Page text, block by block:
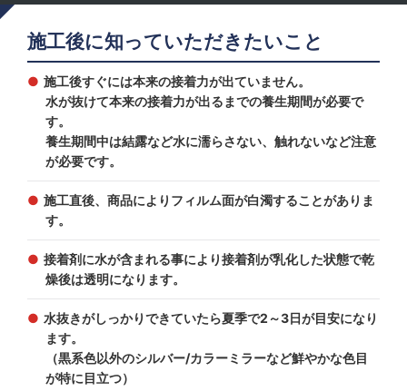
施工後に知っていただきたいこと
施工後すぐには本来の接着力が出ていません。
水が抜けて本来の接着力が出るまでの養生期間が必要で
す。
養生期間中は結露など水に濡らさない、触れないなど注意
が必要です。
施工直後、商品によりフィルム面が白濁することがありま
す。
接着剤に水が含まれる事により接着剤が乳化した状態で乾
燥後は透明になります。
水抜きがしっかりできていたら夏季で2～3日が目安になり
ます。
（黒系色以外のシルバー/カラーミラーなど鮮やかな色目
が特に目立つ）